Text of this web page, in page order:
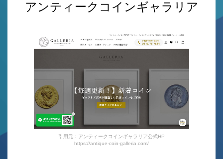
アンティークコインギャラリア
引用元：アンティークコインギャラリア公式HP
https://antique-coin-galleria.com/